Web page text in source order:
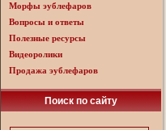
Морфы эублефаров
Вопросы и ответы
Полезные ресурсы
Видеоролики
Продажа эублефаров
Поиск по сайту